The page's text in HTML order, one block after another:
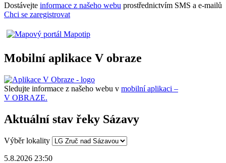
Dostávejte informace z našeho webu prostřednictvím SMS a e-mailů
Chci se zaregistrovat
Mobilní aplikace V obraze
Sledujte informace z našeho webu v mobilní aplikaci –
V OBRAZE.
Aktuální stav řeky Sázavy
Výběr lokality
5.8.2026 23:50